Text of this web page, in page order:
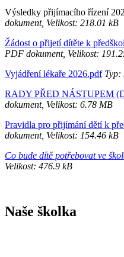
Výsledky přijímacího řízení
dokument, Velikost: 218.01 kB
Žádost o přijetí dítěte k
PDF dokument, Velikost:
Vyjádření lékaře 2026.pdfTyp:
RADY PŘED NÁSTUPEM
dokument, Velikost: 6.78 MB
Pravidla pro přijímání dětí k
dokument, Velikost: 154.46 kB
Co bude dítě potřebovat ve
Velikost: 476.9 kB
Naše školka